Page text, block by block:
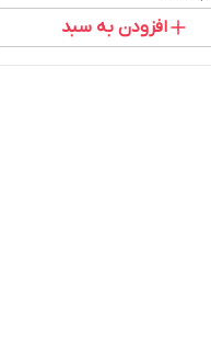
افزودن به سبد